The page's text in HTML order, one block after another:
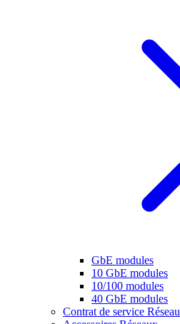
GbE modules
10 GbE modules
10/100 modules
40 GbE modules
Contrat de service Réseau